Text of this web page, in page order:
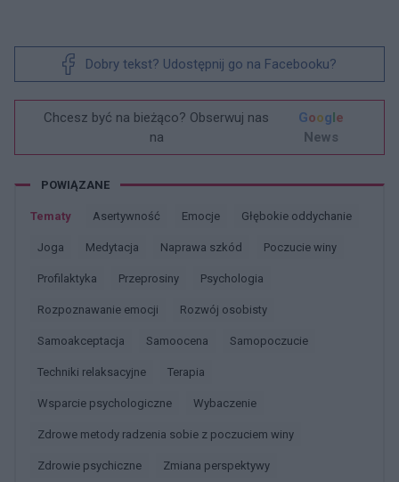
Dobry tekst? Udostępnij go na Facebooku?
Chcesz być na bieżąco? Obserwuj nas
na
Google
News
POWIĄZANE
Tematy Asertywność Emocje Głębokie oddychanie
Joga Medytacja Naprawa szkód Poczucie winy
Profilaktyka Przeprosiny Psychologia
Rozpoznawanie emocji Rozwój osobisty
Samoakceptacja Samoocena Samopoczucie
Techniki relaksacyjne Terapia
Wsparcie psychologiczne Wybaczenie
Zdrowe metody radzenia sobie z poczuciem winy
Zdrowie psychiczne Zmiana perspektywy